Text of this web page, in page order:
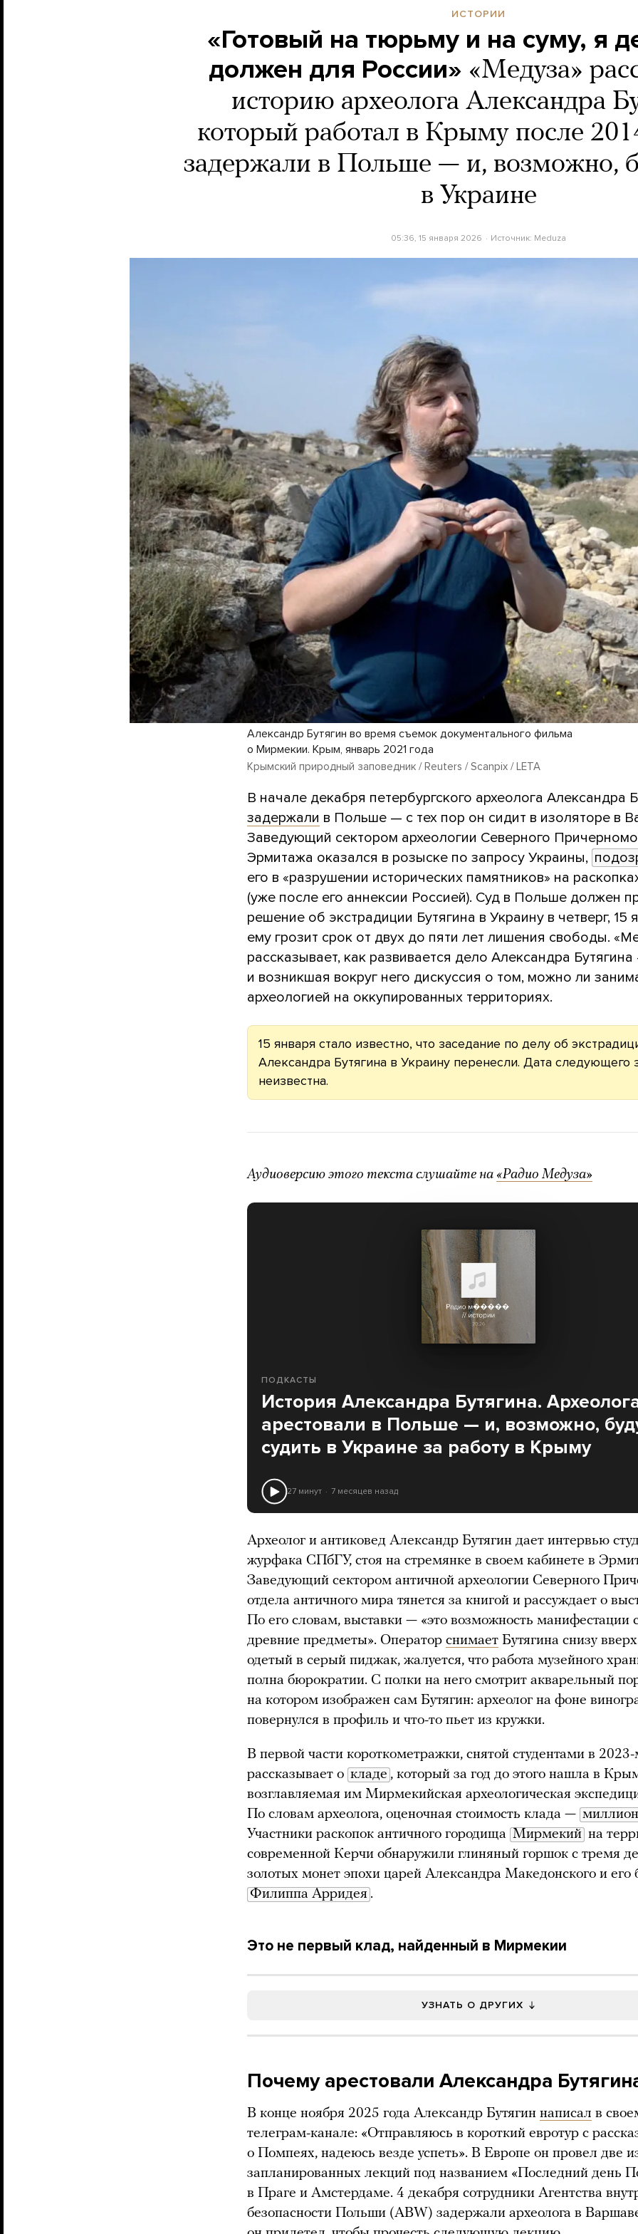
ИСТОРИИ
«Готовый на тюрьму и на суму, я
должен для России» «Медуза»
историю археолога Александра
который работал в Крыму после
задержали в Польше — и, возможно,
в Украине
05:36, 15 января 2026 Источник: Meduza
Александр Бутягин во время съемок документального фильма
о Мирмекии. Крым, январь 2021 года
Крымский природный заповедник / Reuters / Scanpix / LETA
В начале декабря петербургского археолога Александра
задержали в Польше — с тех пор он сидит в изоляторе в
Заведующий сектором археологии Северного
Эрмитажа оказался в розыске по запросу Украины,
его в «разрушении исторических памятников» на
(уже после его аннексии Россией). Суд в Польше должен
решение об экстрадиции Бутягина в Украину в четверг, 15
ему грозит срок от двух до пяти лет лишения свободы.
рассказывает, как развивается дело Александра
и возникшая вокруг него дискуссия о том, можно ли
археологией на оккупированных территориях.
15 января стало известно, что заседание по делу об
Александра Бутягина в Украину перенесли. Дата следующего
неизвестна.
Аудиоверсию этого текста слушайте на «Радио Медуза»
ПОДКАСТЫ
История Александра Бутягина.
арестовали в Польше — и, возможно,
судить в Украине за работу в Крыму
27 минут 7 месяцев назад
Археолог и антиковед Александр Бутягин дает интервью
журфака СПбГУ, стоя на стремянке в своем кабинете в
Заведующий сектором античной археологии Северного
отдела античного мира тянется за книгой и рассуждает о
По его словам, выставки — «это возможность манифестации
древние предметы». Оператор снимает Бутягина снизу
одетый в серый пиджак, жалуется, что работа музейного
полна бюрократии. С полки на него смотрит акварельный
на котором изображен сам Бутягин: археолог на фоне
повернулся в профиль и что-то пьет из кружки.
В первой части короткометражки, снятой студентами в
рассказывает о кладе , который за год до этого нашла в
возглавляемая им Мирмекийская археологическая
По словам археолога, оценочная стоимость клада —
Участники раскопок античного городища Мирмекий на
современной Керчи обнаружили глиняный горшок с тремя
золотых монет эпохи царей Александра Македонского и его
Филиппа Арридея .
Это не первый клад, найденный в Мирмекии
УЗНАТЬ О ДРУГИХ
Почему арестовали Александра
В конце ноября 2025 года Александр Бутягин написал в
телеграм-канале: «Отправляюсь в короткий евротур с
о Помпеях, надеюсь везде успеть». В Европе он провел две
запланированных лекций под названием «Последний день
в Праге и Амстердаме. 4 декабря сотрудники Агентства
безопасности Польши (ABW) задержали археолога в